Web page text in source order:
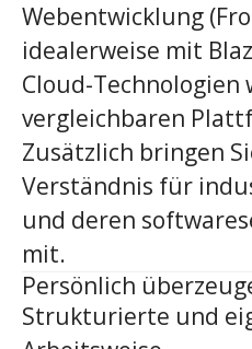
Webentwicklung
idealerweise mit
Cloud-Technologien
vergleichbaren
Zusätzlich bringen
Verständnis für
und deren
mit.
Persönlich
Strukturierte und